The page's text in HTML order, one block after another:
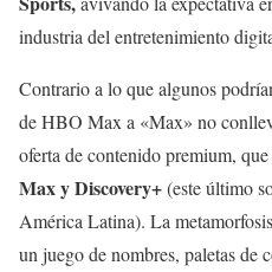
industria del entretenimiento
Contrario a lo que algunos
de HBO Max a «Max» no
oferta de contenido premium,
Max y Discovery+(este último
América Latina). La
un juego de nombres, paletas de